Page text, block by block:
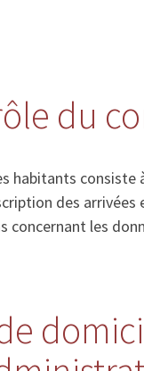
du
habitants
des
les